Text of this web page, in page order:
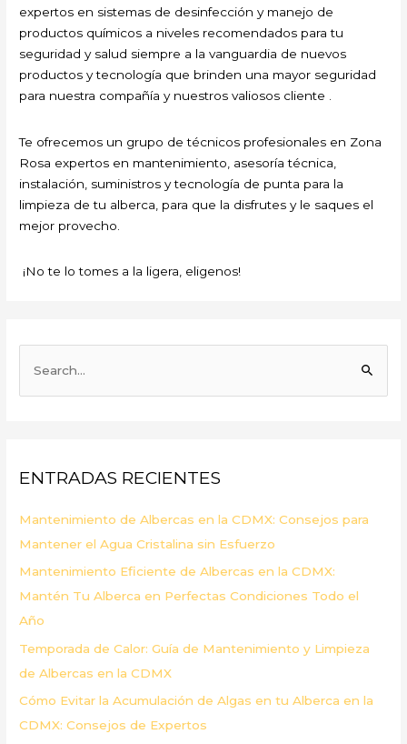
expertos en sistemas de desinfección y manejo de
productos químicos a niveles recomendados para tu
seguridad y salud siempre a la vanguardia de nuevos
productos y tecnología que brinden una mayor seguridad
para nuestra compañía y nuestros valiosos cliente .
Te ofrecemos un grupo de técnicos profesionales en Zona
Rosa expertos en mantenimiento, asesoría técnica,
instalación, suministros y tecnología de punta para la
limpieza de tu alberca, para que la disfrutes y le saques el
mejor provecho.
¡No te lo tomes a la ligera, eligenos!
r
o
r
:
ENTRADAS RECIENTES
Mantenimiento de Albercas en la CDMX: Consejos para
Mantener el Agua Cristalina sin Esfuerzo
Mantenimiento Eficiente de Albercas en la CDMX:
Mantén Tu Alberca en Perfectas Condiciones Todo el
Año
Temporada de Calor: Guía de Mantenimiento y Limpieza
de Albercas en la CDMX
Cómo Evitar la Acumulación de Algas en tu Alberca en la
CDMX: Consejos de Expertos